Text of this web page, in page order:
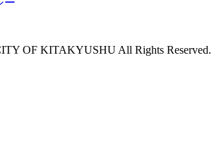
ー
OF KITAKYUSHU All Rights Reserved.